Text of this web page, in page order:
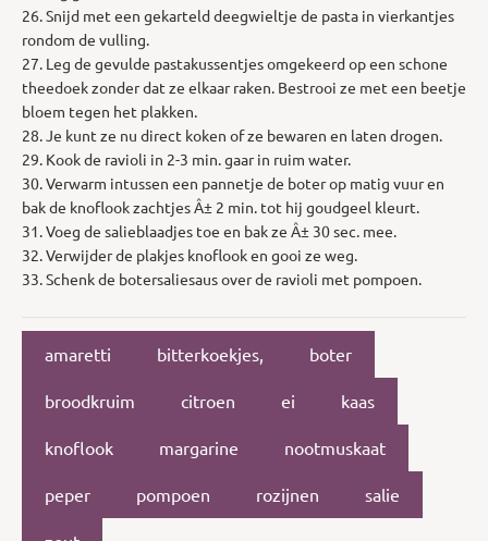
26. Snijd met een gekarteld deegwieltje de pasta in vierkantjes
rondom de vulling.
27. Leg de gevulde pastakussentjes omgekeerd op een schone
theedoek zonder dat ze elkaar raken. Bestrooi ze met een beetje
bloem tegen het plakken.
28. Je kunt ze nu direct koken of ze bewaren en laten drogen.
29. Kook de ravioli in 2-3 min. gaar in ruim water.
30. Verwarm intussen een pannetje de boter op matig vuur en
bak de knoflook zachtjes Â± 2 min. tot hij goudgeel kleurt.
31. Voeg de salieblaadjes toe en bak ze Â± 30 sec. mee.
32. Verwijder de plakjes knoflook en gooi ze weg.
33. Schenk de botersaliesaus over de ravioli met pompoen.
amaretti bitterkoekjes, boter
broodkruim citroen ei kaas
knoflook margarine nootmuskaat
peper pompoen rozijnen salie